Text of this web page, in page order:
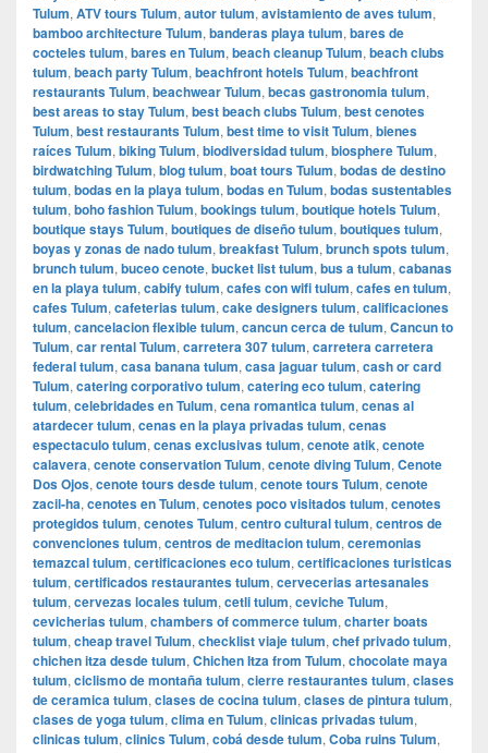
Tulum, ATV tours Tulum, autor tulum, avistamiento de aves tulum,
bamboo architecture Tulum, banderas playa tulum, bares de
cocteles tulum, bares en Tulum, beach cleanup Tulum, beach clubs
tulum, beach party Tulum, beachfront hotels Tulum, beachfront
restaurants Tulum, beachwear Tulum, becas gastronomia tulum,
best areas to stay Tulum, best beach clubs Tulum, best cenotes
Tulum, best restaurants Tulum, best time to visit Tulum, bienes
raíces Tulum, biking Tulum, biodiversidad tulum, biosphere Tulum,
birdwatching Tulum, blog tulum, boat tours Tulum, bodas de destino
tulum, bodas en la playa tulum, bodas en Tulum, bodas sustentables
tulum, boho fashion Tulum, bookings tulum, boutique hotels Tulum,
boutique stays Tulum, boutiques de diseño tulum, boutiques tulum,
boyas y zonas de nado tulum, breakfast Tulum, brunch spots tulum,
brunch tulum, buceo cenote, bucket list tulum, bus a tulum, cabanas
en la playa tulum, cabify tulum, cafes con wifi tulum, cafes en tulum,
cafes Tulum, cafeterias tulum, cake designers tulum, calificaciones
tulum, cancelacion flexible tulum, cancun cerca de tulum, Cancun to
Tulum, car rental Tulum, carretera 307 tulum, carretera carretera
federal tulum, casa banana tulum, casa jaguar tulum, cash or card
Tulum, catering corporativo tulum, catering eco tulum, catering
tulum, celebridades en Tulum, cena romantica tulum, cenas al
atardecer tulum, cenas en la playa privadas tulum, cenas
espectaculo tulum, cenas exclusivas tulum, cenote atik, cenote
calavera, cenote conservation Tulum, cenote diving Tulum, Cenote
Dos Ojos, cenote tours desde tulum, cenote tours Tulum, cenote
zacil-ha, cenotes en Tulum, cenotes poco visitados tulum, cenotes
protegidos tulum, cenotes Tulum, centro cultural tulum, centros de
convenciones tulum, centros de meditacion tulum, ceremonias
temazcal tulum, certificaciones eco tulum, certificaciones turisticas
tulum, certificados restaurantes tulum, cervecerias artesanales
tulum, cervezas locales tulum, cetli tulum, ceviche Tulum,
cevicherias tulum, chambers of commerce tulum, charter boats
tulum, cheap travel Tulum, checklist viaje tulum, chef privado tulum,
chichen itza desde tulum, Chichen Itza from Tulum, chocolate maya
tulum, ciclismo de montaña tulum, cierre restaurantes tulum, clases
de ceramica tulum, clases de cocina tulum, clases de pintura tulum,
clases de yoga tulum, clima en Tulum, clinicas privadas tulum,
clinicas tulum, clinics Tulum, cobá desde tulum, Coba ruins Tulum,